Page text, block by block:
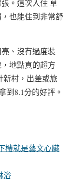
。這次入住 草
也能住到非常舒
、沒有過度裝
地點真的超方
新村，出差或旅
到8.1分的好評。
樓就是藝文心臟
浴